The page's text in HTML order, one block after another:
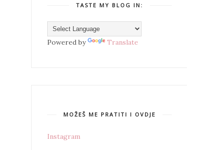
TASTE MY BLOG IN:
Powered by Translate
MOŽEŠ ME PRATITI I OVDJE
Instagram